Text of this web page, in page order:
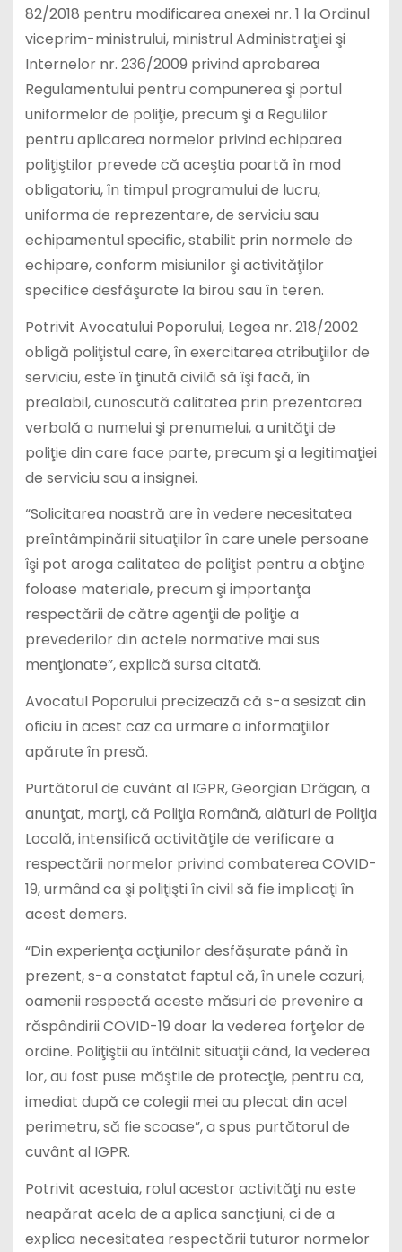
82/2018 pentru modificarea anexei nr. 1 la Ordinul
viceprim-ministrului, ministrul Administraţiei şi
Internelor nr. 236/2009 privind aprobarea
Regulamentului pentru compunerea şi portul
uniformelor de poliţie, precum şi a Regulilor
pentru aplicarea normelor privind echiparea
poliţiştilor prevede că aceştia poartă în mod
obligatoriu, în timpul programului de lucru,
uniforma de reprezentare, de serviciu sau
echipamentul specific, stabilit prin normele de
echipare, conform misiunilor şi activităţilor
specifice desfăşurate la birou sau în teren.
Potrivit Avocatului Poporului, Legea nr. 218/2002
obligă poliţistul care, în exercitarea atribuţiilor de
serviciu, este în ţinută civilă să îşi facă, în
prealabil, cunoscută calitatea prin prezentarea
verbală a numelui şi prenumelui, a unităţii de
poliţie din care face parte, precum şi a legitimaţiei
de serviciu sau a insignei.
“Solicitarea noastră are în vedere necesitatea
preîntâmpinării situaţiilor în care unele persoane
îşi pot aroga calitatea de poliţist pentru a obţine
foloase materiale, precum şi importanţa
respectării de către agenţii de poliţie a
prevederilor din actele normative mai sus
menţionate”, explică sursa citată.
Avocatul Poporului precizează că s-a sesizat din
oficiu în acest caz ca urmare a informaţiilor
apărute în presă.
Purtătorul de cuvânt al IGPR, Georgian Drăgan, a
anunţat, marţi, că Poliţia Română, alături de Poliţia
Locală, intensifică activităţile de verificare a
respectării normelor privind combaterea COVID-
19, urmând ca şi poliţişti în civil să fie implicaţi în
acest demers.
“Din experienţa acţiunilor desfăşurate până în
prezent, s-a constatat faptul că, în unele cazuri,
oamenii respectă aceste măsuri de prevenire a
răspândirii COVID-19 doar la vederea forţelor de
ordine. Poliţiştii au întâlnit situaţii când, la vederea
lor, au fost puse măştile de protecţie, pentru ca,
imediat după ce colegii mei au plecat din acel
perimetru, să fie scoase”, a spus purtătorul de
cuvânt al IGPR.
Potrivit acestuia, rolul acestor activităţi nu este
neapărat acela de a aplica sancţiuni, ci de a
explica necesitatea respectării tuturor normelor